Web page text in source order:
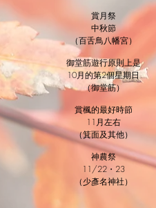
賞月祭
中秋節
（百舌鳥八幡宮）
御堂筋遊行原則上是
10月的第2個星期日
（御堂筋）
賞楓的最好時節
11月左右
（箕面及其他）
神農祭
11/22・23
（少彥名神社）